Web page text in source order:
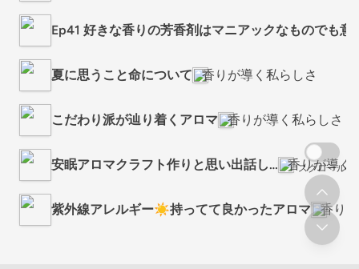
Ep41 好きな香りの芳香剤はマニアックなものでも意
夏に思うこと命について 香りが導く私らしさ
こだわり派が辿り着くアロマ 香りが導く私らしさ
安眠アロマクラフト作りと思い出話し… 香りが導く
紫外線アレルギー☀️持ってて良かったアロマ 香り
スクロール